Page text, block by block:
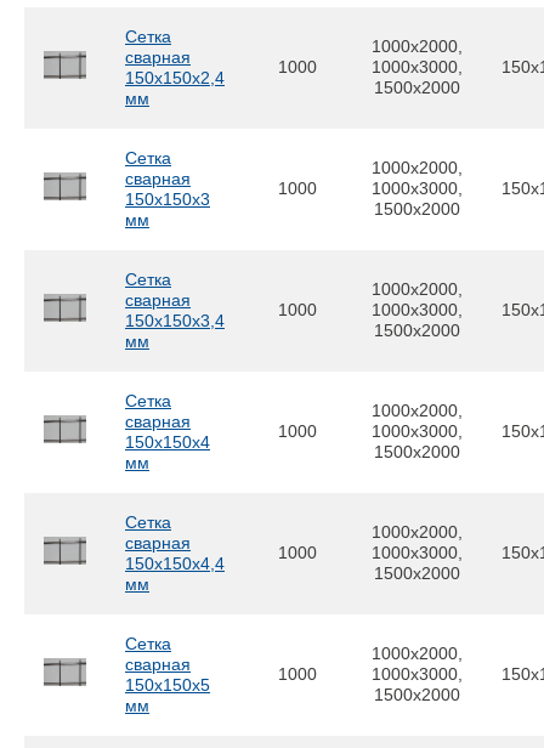
Сетка
сварная
150х150х2,4
мм
1000
1000x2000,
1000x3000,
1500x2000
Сетка
сварная
150х150х3
мм
1000
1000x2000,
1000x3000,
1500x2000
Сетка
сварная
150х150х3,4
мм
1000
1000x2000,
1000x3000,
1500x2000
Сетка
сварная
150х150х4
мм
1000
1000x2000,
1000x3000,
1500x2000
Сетка
сварная
150х150х4,4
мм
1000
1000x2000,
1000x3000,
1500x2000
Сетка
сварная
150х150х5
мм
1000
1000x2000,
1000x3000,
1500x2000